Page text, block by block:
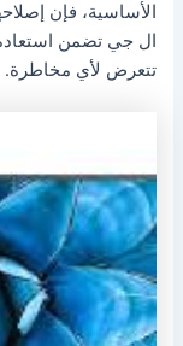
الأساسية، فإن
ال جي تضمن استعادة
تتعرض لأي مخاطرة.